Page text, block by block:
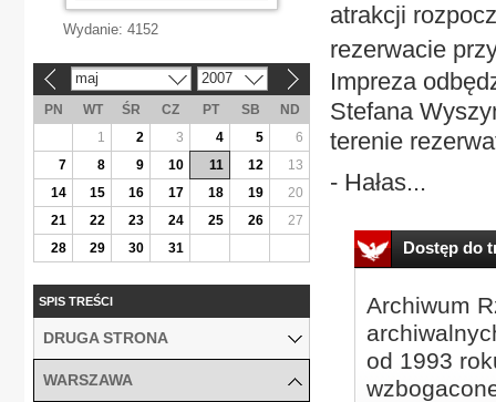
atrakcji
rezerwacie
Impreza
Stefana
terenie
- Hałas...
Dostęp do
Archiwum
od 1993
Wydanie: 4152
maj 2007
PN WT ŚR CZ PT SB
ND
1
2 3 4 5
6
7
8 9 10 11 12
13
14
15 16 17 18 19
20
21
22 23 24 25 26
27
28
29 30 31
SPIS TREŚCI
DRUGA STRONA
WARSZAWA